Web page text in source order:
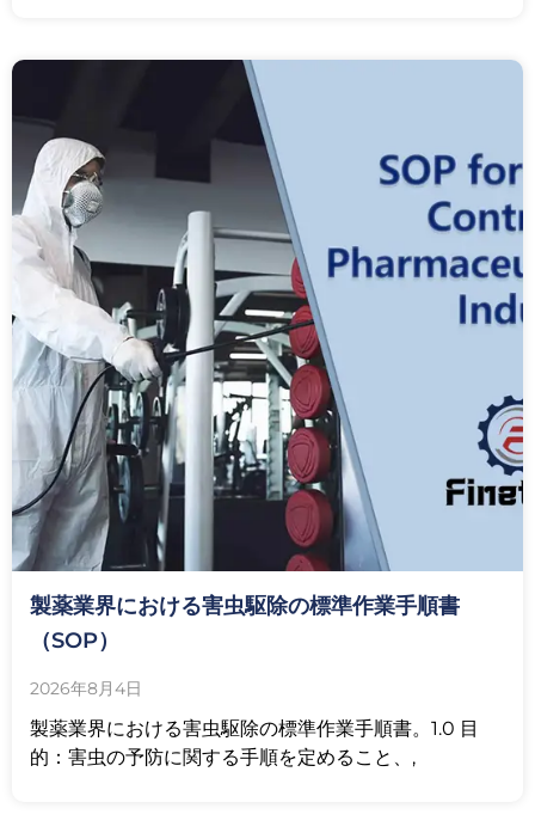
製薬業界における害虫駆除の標準作業手順書
（SOP）
2026年8月4日
製薬業界における害虫駆除の標準作業手順書。1.0 目
的：害虫の予防に関する手順を定めること、,